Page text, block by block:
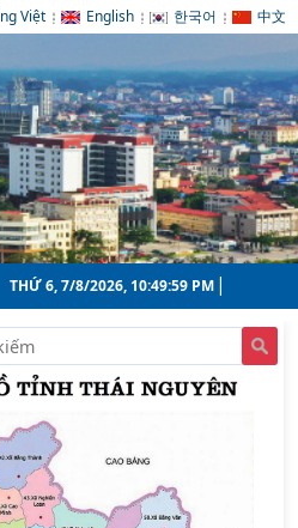
Việt English 한국어 中文
THỨ 6, 7/8/2026, 10:50:00 PM